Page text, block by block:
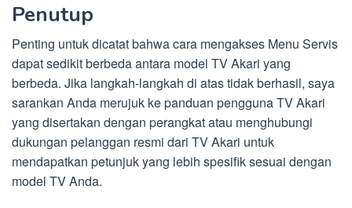
Penutup
Penting untuk dicatat bahwa cara mengakses Menu Servis
dapat sedikit berbeda antara model TV Akari yang
berbeda. Jika langkah-langkah di atas tidak berhasil, saya
sarankan Anda merujuk ke panduan pengguna TV Akari
yang disertakan dengan perangkat atau menghubungi
dukungan pelanggan resmi dari TV Akari untuk
mendapatkan petunjuk yang lebih spesifik sesuai dengan
model TV Anda.